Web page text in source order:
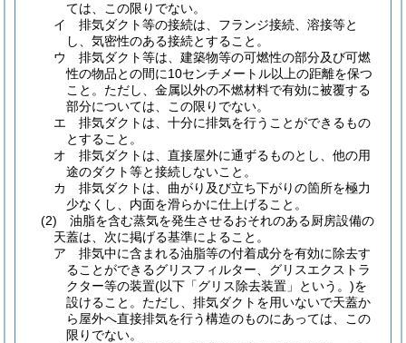
ては、この限りでない。
イ
排気ダクト等の接続は、フランジ接続、溶接等と
し、気密性のある接続とすること。
ウ
排気ダクト等は、建築物等の可燃性の部分及び可燃
性の物品との間に10センチメートル以上の距離を保つ
こと。 ただし、金属以外の不燃材料で有効に被覆する
部分については、この限りでない。
エ
排気ダクトは、十分に排気を行うことができるもの
とすること。
オ
排気ダクトは、直接屋外に通ずるものとし、他の用
途のダクト等と接続しないこと。
カ
排気ダクトは、曲がり及び立ち下がりの箇所を極力
少なくし、内面を滑らかに仕上げること。
(2)
油脂を含む蒸気を発生させるおそれのある厨房設備の
天蓋は、次に掲げる基準によること。
ア
排気中に含まれる油脂等の付着成分を有効に除去す
ることができるグリスフィルター、グリスエクストラ
クター等の装置(以下「グリス除去装置」という。)を
設けること。 ただし、排気ダクトを用いないで天蓋か
ら屋外へ直接排気を行う構造のものにあっては、この
限りでない。